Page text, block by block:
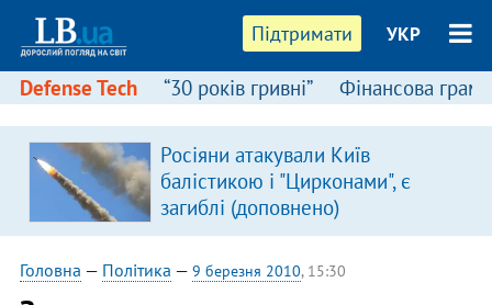
Підтримати УКР
Defense Tech “30 років гривні” Фінансова
Росіяни атакували Київ
балістикою і "Цирконами", є
загиблі (доповнено)
Головна — Політика — 9 березня 2010, 15:30